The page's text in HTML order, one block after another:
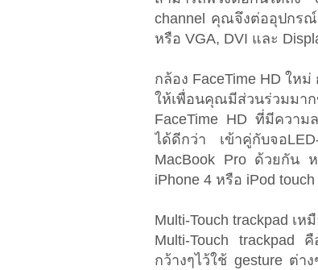
channel คุณจึงต่ออุปกรณ์
หรือ VGA, DVI และ
กล้อง FaceTime HD ให
ให้เพื่อนคุณมีส่วนร่วมม
FaceTime HD ที่มีความ
ได้ดีกว่า เข้าคู่กับจอ
MacBook Pro ด้วยกัน
iPhone 4 หรือ iPod
Multi-Touch trackpad เ
Multi-Touch trackpad
กว้างๆไว้ใช้ gesture ต่